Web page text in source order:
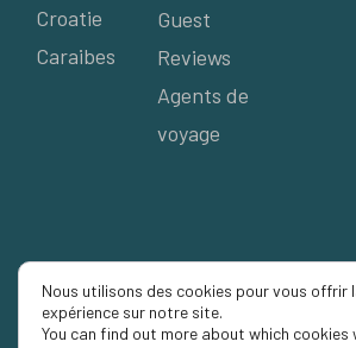
Croatie
Caraibes
Guest
Reviews
Agents de
voyage
Nous utilisons des cookies pour vous offrir
expérience sur notre site.
You can find out more about which cookies